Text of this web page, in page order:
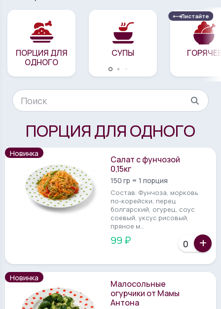
⇠⇢Листайте
ПОРЦИЯ ДЛЯ
ОДНОГО
СУПЫ
ПОРЦИЯ ДЛЯ ОДНОГО
Новинка
Салат с фунчозой
0,15кг
150 гр = 1 порция
Состав: Фунчоза, морковь
по-корейски, перец
болгарский, огурец, соус
соевый, уксус рисовый,
пряное м...
99 ₽
Новинка
Малосольные
огурчики от Мамы
Антона